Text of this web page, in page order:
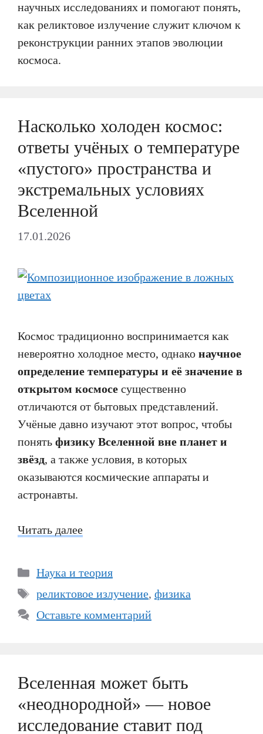
научных исследованиях и помогают понять,
как реликтовое излучение служит ключом к
реконструкции ранних этапов эволюции
космоса.
Насколько холоден космос:
ответы учёных о температуре
«пустого» пространства и
экстремальных условиях
Вселенной
17.01.2026
Космос традиционно воспринимается как
невероятно холодное место, однако научное
определение температуры и её значение в
открытом космосе существенно
отличаются от бытовых представлений.
Учёные давно изучают этот вопрос, чтобы
понять физику Вселенной вне планет и
звёзд, а также условия, в которых
оказываются космические аппараты и
астронавты.
Читать далее
Рубрики
Наука и теория
Метки
реликтовое излучение, физика
Оставьте комментарий
Вселенная может быть
«неоднородной» — новое
исследование ставит под